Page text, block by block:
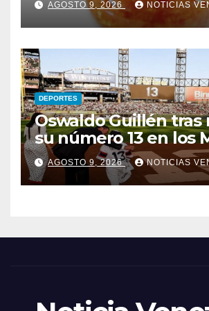
AGOSTO 9, 2026 NOTICIAS
DEPORTES
Oswaldo Guillén tras
su número 13 en los
Blancas: «Cumplí mis
sueños»
AGOSTO 9, 2026 NOTICIAS